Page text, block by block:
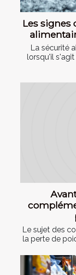
Les
La sécurité
lorsqu'il
Le sujet des
la perte de